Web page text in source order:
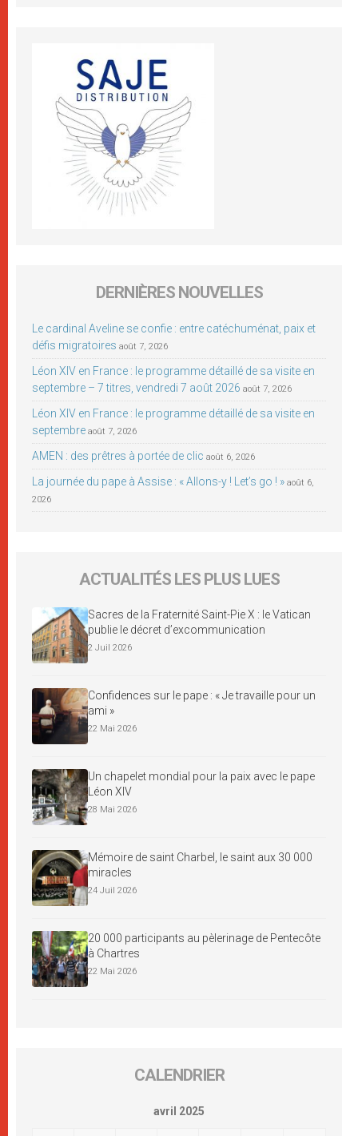
DERNIÈRES NOUVELLES
Le cardinal Aveline se confie : entre catéchuménat, paix et
défis migratoires août 7, 2026
Léon XIV en France : le programme détaillé de sa visite en
septembre – 7 titres, vendredi 7 août 2026 août 7, 2026
Léon XIV en France : le programme détaillé de sa visite en
septembre août 7, 2026
AMEN : des prêtres à portée de clic août 6, 2026
La journée du pape à Assise : « Allons-y ! Let’s go ! » août 6,
2026
ACTUALITÉS LES PLUS LUES
Sacres de la Fraternité Saint-Pie X : le Vatican
publie le décret d’excommunication
2 Juil 2026
Confidences sur le pape : « Je travaille pour un
ami »
22 Mai 2026
Un chapelet mondial pour la paix avec le pape
Léon XIV
28 Mai 2026
Mémoire de saint Charbel, le saint aux 30 000
miracles
24 Juil 2026
20 000 participants au pèlerinage de Pentecôte
à Chartres
22 Mai 2026
CALENDRIER
avril 2025